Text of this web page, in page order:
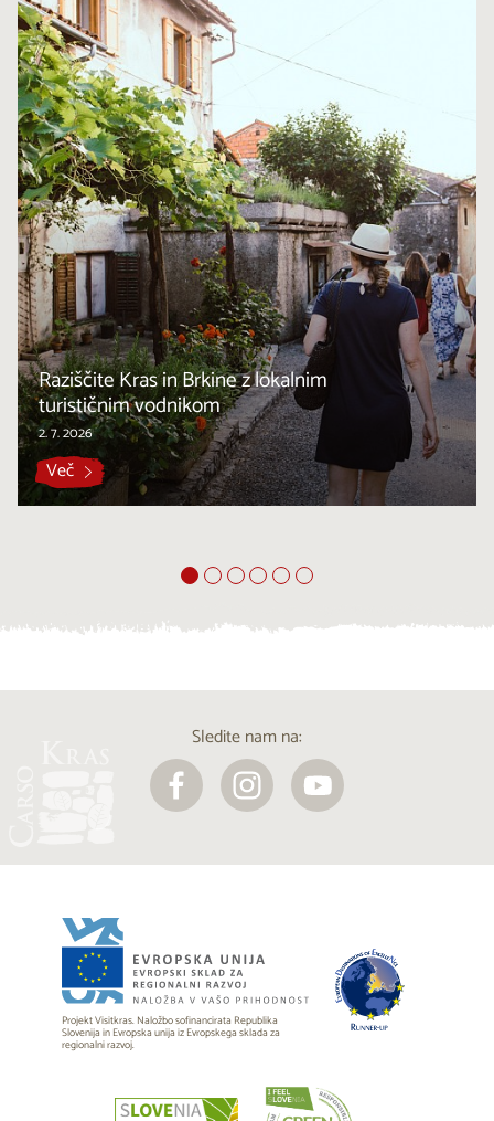
Raziščite Kras in Brkine z lokalnim
turističnim vodnikom
2. 7. 2026
Več
Sledite nam na:
Projekt Visitkras. Naložbo sofinancirata Republika
Slovenija in Evropska unija iz Evropskega sklada za
regionalni razvoj.